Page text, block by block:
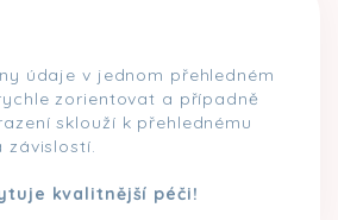
údaje v jednom přehledném
zorientovat a případně
sklouží k přehlednému
závislostí.
kvalitnější péči!